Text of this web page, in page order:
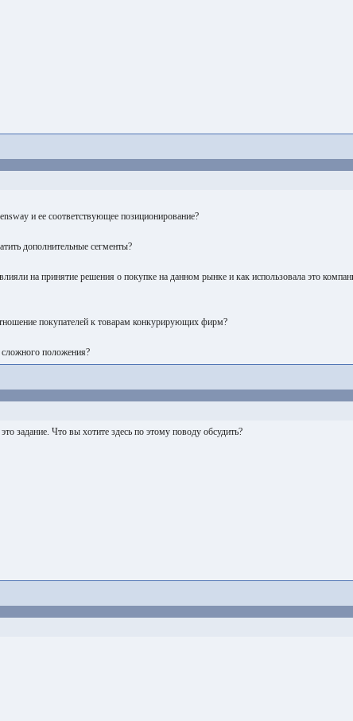
и ее соответствующее позиционирование?
дополнительные сегменты?
на принятие решения о покупке на данном рынке и как использовала это
покупателей к товарам конкурирующих фирм?
положения?
задание. Что вы хотите здесь по этому поводу обсудить?